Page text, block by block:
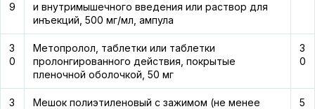
9
и внутримышечного введения или раствор для
инъекций, 500 мг/мл, ампула
3
0
Метопролол, таблетки или таблетки
пролонгированного действия, покрытые
пленочной оболочкой, 50 мг
3
0
3
Мешок полиэтиленовый с зажимом (не менее
5